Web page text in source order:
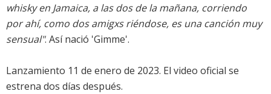
whisky en Jamaica, a las dos de la mañana, corriendo
por ahí, como dos amigxs riéndose, es una canción muy
sensual". Así nació 'Gimme'.
Lanzamiento 11 de enero de 2023. El video oficial se
estrena dos días después.